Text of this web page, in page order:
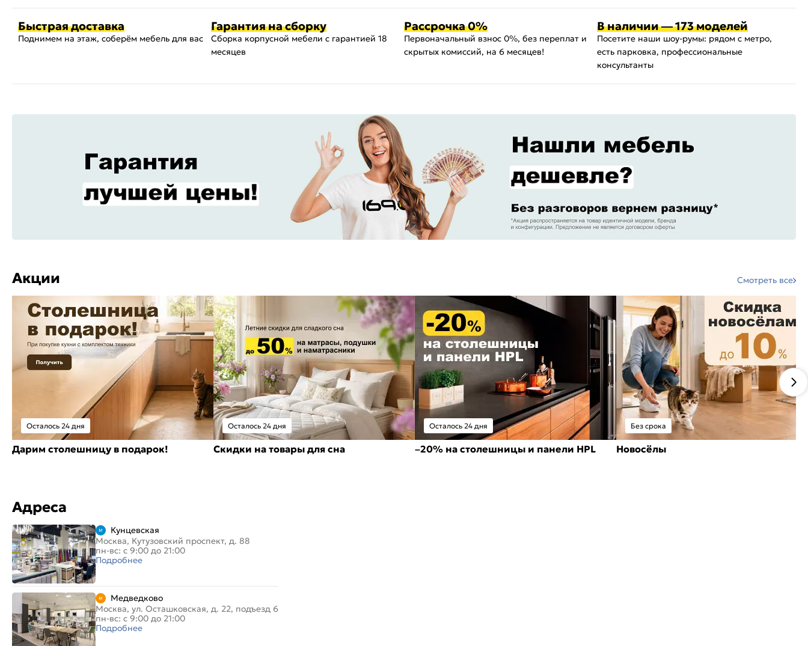
Быстрая доставка
Поднимем на этаж, соберём мебель для вас
Гарантия на сборку
Сборка корпусной мебели с гарантией 18
месяцев
Рассрочка 0%
Первоначальный взнос 0%, без переплат и
скрытых комиссий, на 6 месяцев!
В наличии — 173 моделей
Посетите наши шоу-румы: рядом с метро,
есть парковка, профессиональные
консультанты
Акции Смотреть все
Осталось 24 дня
Дарим столешницу в подарок!
Осталось 24 дня
Скидки на товары для сна
Осталось 24 дня
–20% на столешницы и панели HPL
Без срока
Новосёлы
Адреса
Кунцевская
Москва, Кутузовский проспект, д. 88
пн-вс: с 9:00 до 21:00
Подробнее
Медведково
Москва, ул. Осташковская, д. 22, подъезд 6
пн-вс: с 9:00 до 21:00
Подробнее